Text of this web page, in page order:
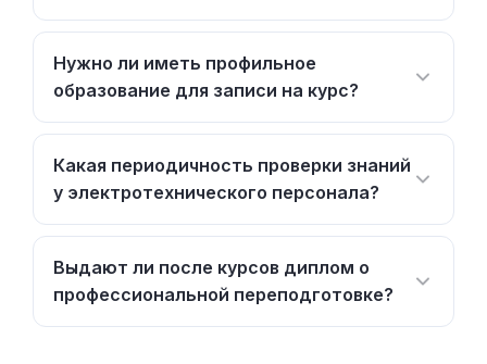
Нужно ли иметь профильное
образование для записи на курс?
Какая периодичность проверки знаний
у электротехнического персонала?
Выдают ли после курсов диплом о
профессиональной переподготовке?